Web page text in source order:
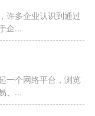
许多企业认识到通过
企...
一个网络平台，浏览
、...